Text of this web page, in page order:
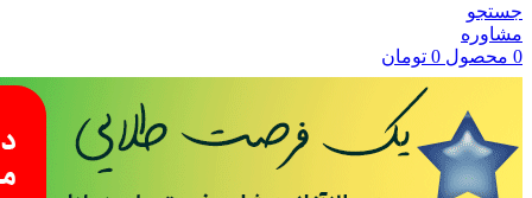
جستجو
مشاوره
0 محصول 0 تومان